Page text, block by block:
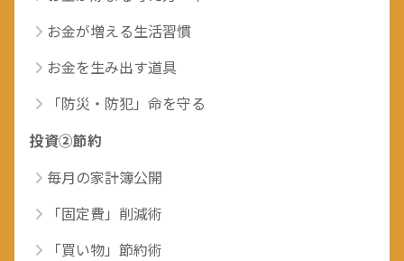
お金が増える生活習慣
お金を生み出す道具
「防災・防犯」命を守る
投資②節約
毎月の家計簿公開
「固定費」削減術
「買い物」節約術